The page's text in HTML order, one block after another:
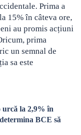
Prima a
15% în câteva ore,
au promis acțiuni
prima
un semnal de
sa este
la 2,9% în
BCE să